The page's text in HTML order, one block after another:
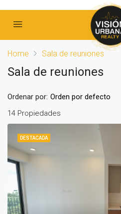
Home Sala de reuniones
Sala de reuniones
14 Propiedades
Ordenar por: Orden por defecto
DESTACADA